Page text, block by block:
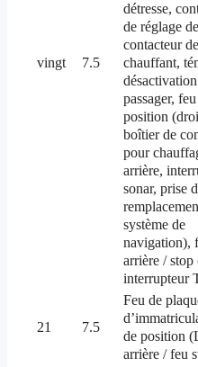
vingt 7.5
détresse,
de réglage
contacteur
chauffant,
passager,
position
boîtier de
pour
arrière,
sonar, prise
système de
navigation),
arrière / stop
interrupteur
21 7.5
Feu de
de position
arrière / feu